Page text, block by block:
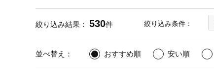
絞り込み結果： 530件 絞り込み条件：
並べ替え： おすすめ順 安い順